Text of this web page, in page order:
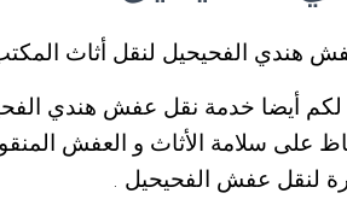
هندي الفحيحيل لنقل أثاث
أيضا خدمة نقل عفش هندي
على سلامة الأثاث و العفش
لنقل عفش الفحيحيل .